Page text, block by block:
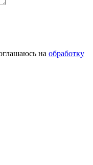
на обработку